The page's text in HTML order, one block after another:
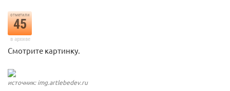
отметили
45
в архиве
Смотрите картинку.
источник: img.artlebedev.ru